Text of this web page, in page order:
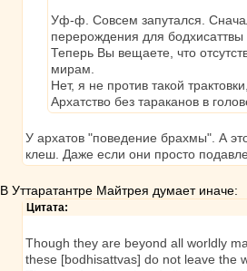
Уф-ф. Совсем запутался.
перерождения для
Теперь Вы вещаете, что
мирам.
Нет, я не против такой
Архатство без тараканов в
У архатов "поведение брахмы". А
клеш. Даже если они просто
В Уттаратантре Майтрея думает иначе:
Цитата:
Though they are beyond all worldly
these [bodhisattvas] do not leave the